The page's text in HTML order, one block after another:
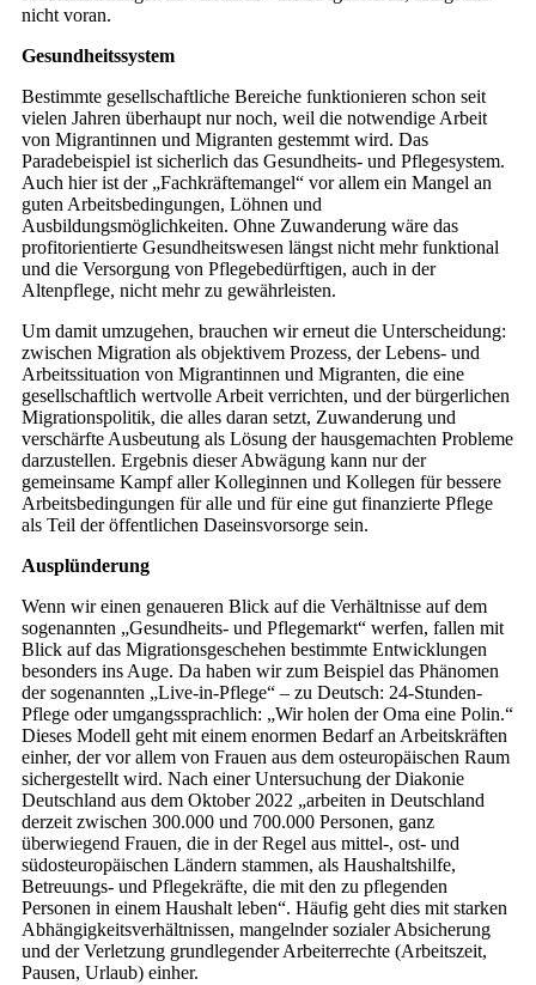
nicht voran.
Gesundheitssystem
Bestimmte gesellschaftliche Bereiche funktionieren schon seit
vielen Jahren überhaupt nur noch, weil die notwendige Arbeit
von Migrantinnen und Migranten gestemmt wird. Das
Paradebeispiel ist sicherlich das Gesundheits- und Pflegesystem.
Auch hier ist der „Fachkräftemangel“ vor allem ein Mangel an
guten Arbeitsbedingungen, Löhnen und
Ausbildungsmöglichkeiten. Ohne Zuwanderung wäre das
profitorientierte Gesundheitswesen längst nicht mehr funktional
und die Versorgung von Pflegebedürftigen, auch in der
Altenpflege, nicht mehr zu gewährleisten.
Um damit umzugehen, brauchen wir erneut die Unterscheidung:
zwischen Migration als objektivem Prozess, der Lebens- und
Arbeitssituation von Migrantinnen und Migranten, die eine
gesellschaftlich wertvolle Arbeit verrichten, und der bürgerlichen
Migrationspolitik, die alles daran setzt, Zuwanderung und
verschärfte Ausbeutung als Lösung der hausgemachten Probleme
darzustellen. Ergebnis dieser Abwägung kann nur der
gemeinsame Kampf aller Kolleginnen und Kollegen für bessere
Arbeitsbedingungen für alle und für eine gut finanzierte Pflege
als Teil der öffentlichen Daseinsvorsorge sein.
Ausplünderung
Wenn wir einen genaueren Blick auf die Verhältnisse auf dem
sogenannten „Gesundheits- und Pflegemarkt“ werfen, fallen mit
Blick auf das Migrationsgeschehen bestimmte Entwicklungen
besonders ins Auge. Da haben wir zum Beispiel das Phänomen
der sogenannten „Live-in-Pflege“ – zu Deutsch: 24-Stunden-
Pflege oder umgangssprachlich: „Wir holen der Oma eine Polin.“
Dieses Modell geht mit einem enormen Bedarf an Arbeitskräften
einher, der vor allem von Frauen aus dem osteuropäischen Raum
sichergestellt wird. Nach einer Untersuchung der Diakonie
Deutschland aus dem Oktober 2022 „arbeiten in Deutschland
derzeit zwischen 300.000 und 700.000 Personen, ganz
überwiegend Frauen, die in der Regel aus mittel-, ost- und
südosteuropäischen Ländern stammen, als Haushaltshilfe,
Betreuungs- und Pflegekräfte, die mit den zu pflegenden
Personen in einem Haushalt leben“. Häufig geht dies mit starken
Abhängigkeitsverhältnissen, mangelnder sozialer Absicherung
und der Verletzung grundlegender Arbeiterrechte (Arbeitszeit,
Pausen, Urlaub) einher.